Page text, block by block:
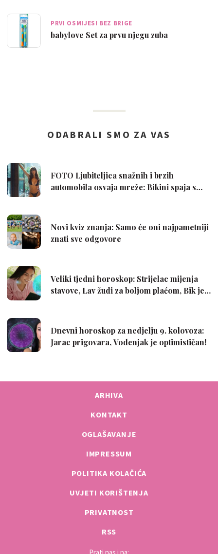
PRVI OSMIJESI BEZ BRIGE
babylove Set za prvu njegu zuba
ARHIVA
KONTAKT
OGLAŠAVANJE
IMPRESSUM
POLITIKA KOLAČIĆA
UVJETI KORIŠTENJA
PRIVATNOST
RSS
Prati nas i na: